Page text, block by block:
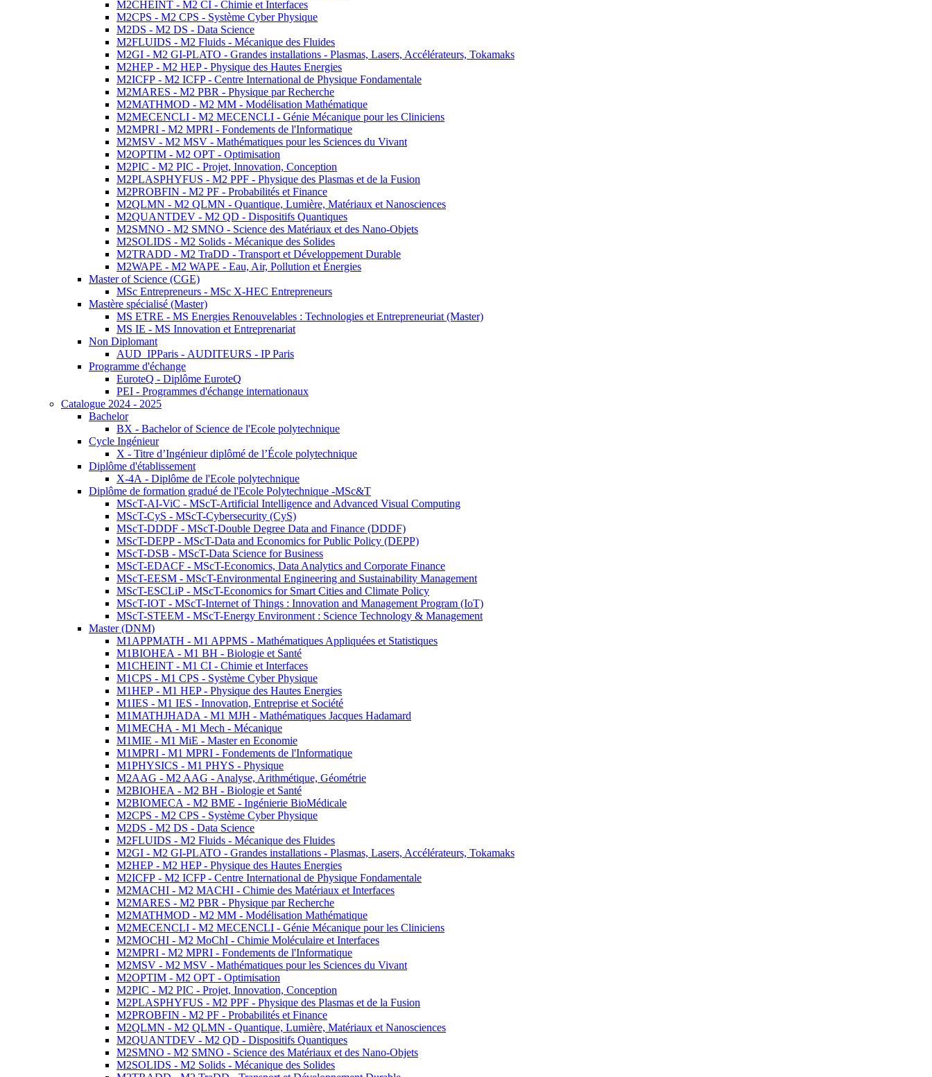
M2CHEINT - M2 CI - Chimie et Interfaces
M2CPS - M2 CPS - Système Cyber Physique
M2DS - M2 DS - Data Science
M2FLUIDS - M2 Fluids - Mécanique des Fluides
M2GI - M2 GI-PLATO - Grandes installations - Plasmas, Lasers, Accélérateurs, Tokamaks
M2HEP - M2 HEP - Physique des Hautes Energies
M2ICFP - M2 ICFP - Centre International de Physique Fondamentale
M2MARES - M2 PBR - Physique par Recherche
M2MATHMOD - M2 MM - Modélisation Mathématique
M2MECENCLI - M2 MECENCLI - Génie Mécanique pour les Cliniciens
M2MPRI - M2 MPRI - Fondements de l'Informatique
M2MSV - M2 MSV - Mathématiques pour les Sciences du Vivant
M2OPTIM - M2 OPT - Optimisation
M2PIC - M2 PIC - Projet, Innovation, Conception
M2PLASPHYFUS - M2 PPF - Physique des Plasmas et de la Fusion
M2PROBFIN - M2 PF - Probabilités et Finance
M2QLMN - M2 QLMN - Quantique, Lumière, Matériaux et Nanosciences
M2QUANTDEV - M2 QD - Dispositifs Quantiques
M2SMNO - M2 SMNO - Science des Matériaux et des Nano-Objets
M2SOLIDS - M2 Solids - Mécanique des Solides
M2TRADD - M2 TraDD - Transport et Développement Durable
M2WAPE - M2 WAPE - Eau, Air, Pollution et Énergies
Master of Science (CGE)
MSc Entrepreneurs - MSc X-HEC Entrepreneurs
Mastère spécialisé (Master)
MS ETRE - MS Energies Renouvelables : Technologies et Entrepreneuriat (Master)
MS IE - MS Innovation et Entreprenariat
Non Diplomant
AUD_IPParis - AUDITEURS - IP Paris
Programme d'échange
EuroteQ - Diplôme EuroteQ
PEI - Programmes d'échange internationaux
Catalogue 2024 - 2025
Bachelor
BX - Bachelor of Science de l'Ecole polytechnique
Cycle Ingénieur
X - Titre d’Ingénieur diplômé de l’École polytechnique
Diplôme d'établissement
X-4A - Diplôme de l'Ecole polytechnique
Diplôme de formation gradué de l'Ecole Polytechnique -MSc&T
MScT-AI-ViC - MScT-Artificial Intelligence and Advanced Visual Computing
MScT-CyS - MScT-Cybersecurity (CyS)
MScT-DDDF - MScT-Double Degree Data and Finance (DDDF)
MScT-DEPP - MScT-Data and Economics for Public Policy (DEPP)
MScT-DSB - MScT-Data Science for Business
MScT-EDACF - MScT-Economics, Data Analytics and Corporate Finance
MScT-EESM - MScT-Environmental Engineering and Sustainability Management
MScT-ESCLiP - MScT-Economics for Smart Cities and Climate Policy
MScT-IOT - MScT-Internet of Things : Innovation and Management Program (IoT)
MScT-STEEM - MScT-Energy Environment : Science Technology & Management
Master (DNM)
M1APPMATH - M1 APPMS - Mathématiques Appliquées et Statistiques
M1BIOHEA - M1 BH - Biologie et Santé
M1CHEINT - M1 CI - Chimie et Interfaces
M1CPS - M1 CPS - Système Cyber Physique
M1HEP - M1 HEP - Physique des Hautes Energies
M1IES - M1 IES - Innovation, Entreprise et Société
M1MATHJHADA - M1 MJH - Mathématiques Jacques Hadamard
M1MECHA - M1 Mech - Mécanique
M1MIE - M1 MiE - Master en Economie
M1MPRI - M1 MPRI - Fondements de l'Informatique
M1PHYSICS - M1 PHYS - Physique
M2AAG - M2 AAG - Analyse, Arithmétique, Géométrie
M2BIOHEA - M2 BH - Biologie et Santé
M2BIOMECA - M2 BME - Ingénierie BioMédicale
M2CPS - M2 CPS - Système Cyber Physique
M2DS - M2 DS - Data Science
M2FLUIDS - M2 Fluids - Mécanique des Fluides
M2GI - M2 GI-PLATO - Grandes installations - Plasmas, Lasers, Accélérateurs, Tokamaks
M2HEP - M2 HEP - Physique des Hautes Energies
M2ICFP - M2 ICFP - Centre International de Physique Fondamentale
M2MACHI - M2 MACHI - Chimie des Matériaux et Interfaces
M2MARES - M2 PBR - Physique par Recherche
M2MATHMOD - M2 MM - Modélisation Mathématique
M2MECENCLI - M2 MECENCLI - Génie Mécanique pour les Cliniciens
M2MOCHI - M2 MoChI - Chimie Moléculaire et Interfaces
M2MPRI - M2 MPRI - Fondements de l'Informatique
M2MSV - M2 MSV - Mathématiques pour les Sciences du Vivant
M2OPTIM - M2 OPT - Optimisation
M2PIC - M2 PIC - Projet, Innovation, Conception
M2PLASPHYFUS - M2 PPF - Physique des Plasmas et de la Fusion
M2PROBFIN - M2 PF - Probabilités et Finance
M2QLMN - M2 QLMN - Quantique, Lumière, Matériaux et Nanosciences
M2QUANTDEV - M2 QD - Dispositifs Quantiques
M2SMNO - M2 SMNO - Science des Matériaux et des Nano-Objets
M2SOLIDS - M2 Solids - Mécanique des Solides